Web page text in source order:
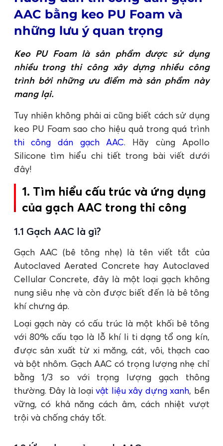
AAC bằng keo PU Foam và
những lưu ý quan trọng
Keo PU Foam là sản phẩm được sử dụng
nhiều trong thi công xây dựng nhiều công
trình bởi những ưu điểm mà sản phẩm này
mang lại.
Tuy nhiên không phải ai cũng biết cách sử dụng
keo PU Foam sao cho hiệu quả trong quá trình
thi công dán gạch AAC. Hãy cùng Apollo
Silicone tìm hiểu chi tiết trong bài viết dưới
đây!
1. Tìm hiểu cấu trúc và ứng dụng
của gạch AAC trong thi công
1.1 Gạch AAC là gì?
Gạch AAC (bê tông nhẹ) là tên viết tắt của
Autoclaved Aerated Concrete hay Autoclaved
Cellular Concrete, đây là một loại gạch không
nung siêu nhẹ và còn được biết đến là bê tông
khí chưng áp.
Loại gạch này có cấu trúc là một khối bê tông
với 80% cấu tạo là lỗ khí li ti dạng tổ ong kín,
được sản xuất từ xi măng, cát, vôi, thạch cao
và bột nhôm. Gạch AAC có trọng lượng nhẹ chỉ
bằng 1/3 so với trọng lượng gạch thông
thường. Đây là loạivật liệu xây dựng xanh, bền
vững, có khả năng cách âm, cách nhiệt vượt
trội và chống cháy tốt.